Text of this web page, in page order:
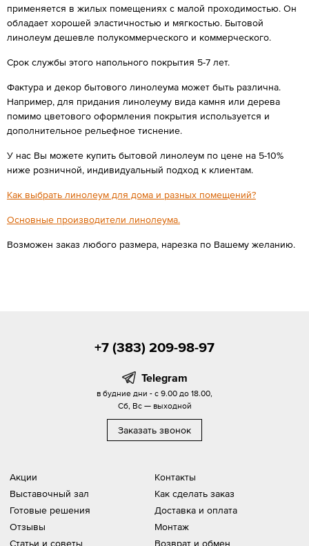
применяется в жилых помещениях с малой проходимостью. Он
обладает хорошей эластичностью и мягкостью. Бытовой
линолеум дешевле полукоммерческого и коммерческого.
Срок службы этого напольного покрытия 5-7 лет.
Фактура и декор бытового линолеума может быть различна.
Например, для придания линолеуму вида камня или дерева
помимо цветового оформления покрытия используется и
дополнительное рельефное тиснение.
У нас Вы можете купить бытовой линолеум по цене на 5-10%
ниже розничной, индивидуальный подход к клиентам.
Как выбрать линолеум для дома и разных помещений?
Основные производители линолеума.
Возможен заказ любого размера, нарезка по Вашему желанию.
Акции
Выставочный зал
Готовые решения
Отзывы
Статьи и советы
Контакты
Как сделать заказ
Доставка и оплата
Монтаж
Возврат и обмен
+7 (383) 209-98-97
Telegram
в будние дни - с 9.00 до 18.00,
Сб, Вс — выходной
Заказать звонок